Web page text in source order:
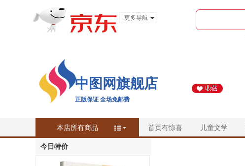
更多导航
中图网旗舰店
正版保证 全场免邮费
本店所有商品 首页有惊喜 儿童文学
今日特价